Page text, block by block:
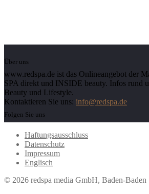
Über uns
www.redspa.de ist das Onlineangebot der
SPA direkt und INSIDE beauty. Infos rund
Beauty und Lifestyle.
Kontaktieren Sie uns: info@redspa.de
Folgen Sie uns
Haftungsausschluss
Datenschutz
Impressum
Englisch
© 2026 redspa media GmbH, Baden-Baden